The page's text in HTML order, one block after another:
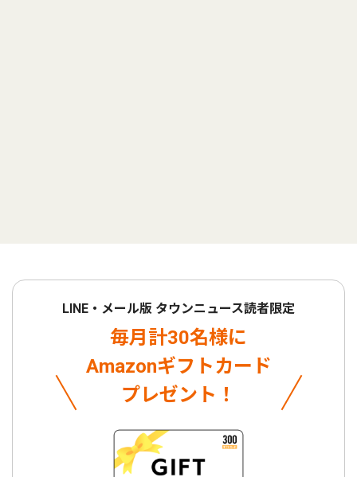
LINE・メール版 タウンニュース読者限定
毎月計30名様に
Amazonギフトカード
プレゼント！